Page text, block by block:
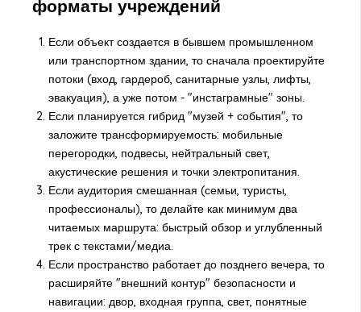
форматы учреждений
Если объект создается в бывшем промышленном
или транспортном здании, то сначала проектируйте
потоки (вход, гардероб, санитарные узлы, лифты,
эвакуация), а уже потом - "инстаграмные" зоны.
Если планируется гибрид "музей + события", то
заложите трансформируемость: мобильные
перегородки, подвесы, нейтральный свет,
акустические решения и точки электропитания.
Если аудитория смешанная (семьи, туристы,
профессионалы), то делайте как минимум два
читаемых маршрута: быстрый обзор и углубленный
трек с текстами/медиа.
Если пространство работает до позднего вечера, то
расширяйте "внешний контур" безопасности и
навигации: двор, входная группа, свет, понятные